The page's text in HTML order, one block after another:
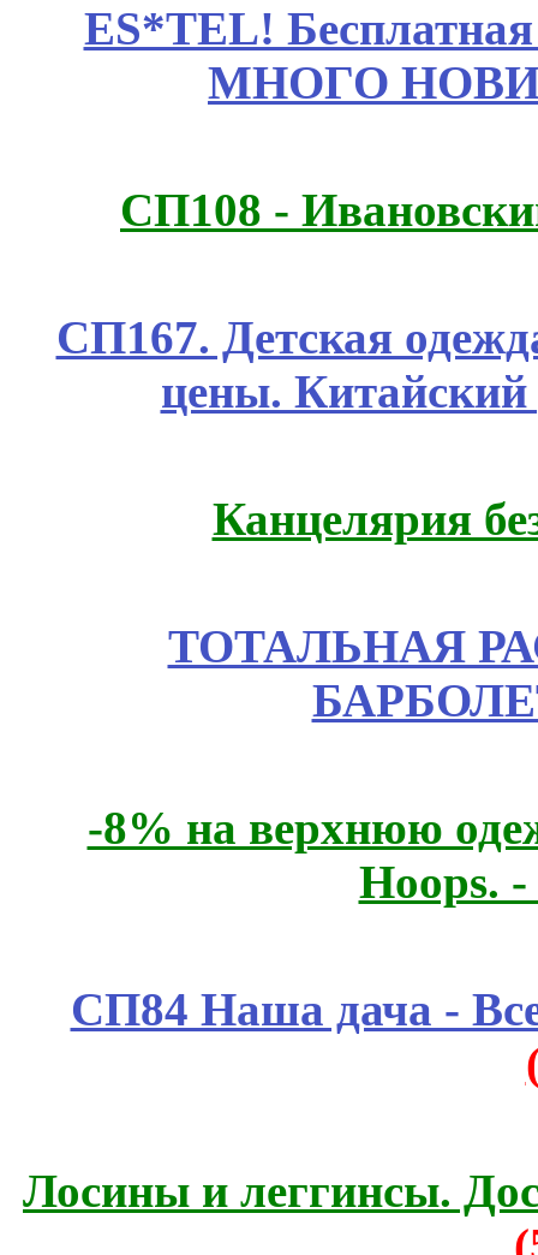
ES*TEL!
МНОГО
СП108 -
СП167. Детская
цены.
Канцелярия
ТОТАЛЬНАЯ
-8% на верхнюю
Hoops.
СП84 Наша дача -
Лосины и леггинсы.